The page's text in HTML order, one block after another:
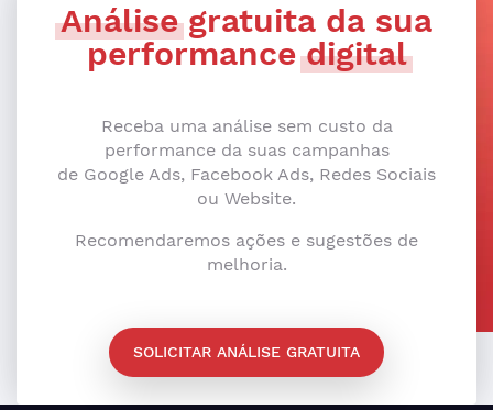
Análisegratuita da sua
performancedigital
Receba uma análise sem custo da
performance da suas campanhas
de Google Ads, Facebook Ads, Redes Sociais
ou Website.
Recomendaremos ações e sugestões de
melhoria.
SOLICITAR ANÁLISE GRATUITA